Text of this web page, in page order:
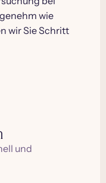
wie
wir Sie Schritt
und